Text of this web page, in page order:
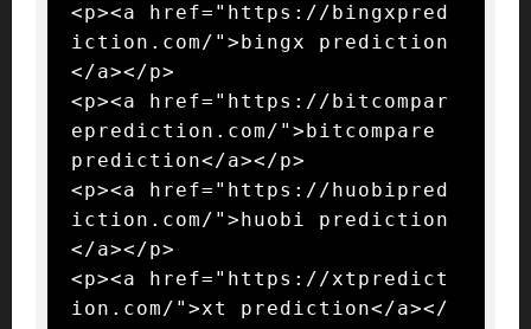
<p><a href="https://bingxpred
iction.com/">bingx prediction
</a></p>
<p><a href="https://bitcompar
eprediction.com/">bitcompare
prediction</a></p>
<p><a href="https://huobipred
iction.com/">huobi prediction
</a></p>
<p><a href="https://xtpredict
ion.com/">xt prediction</a></